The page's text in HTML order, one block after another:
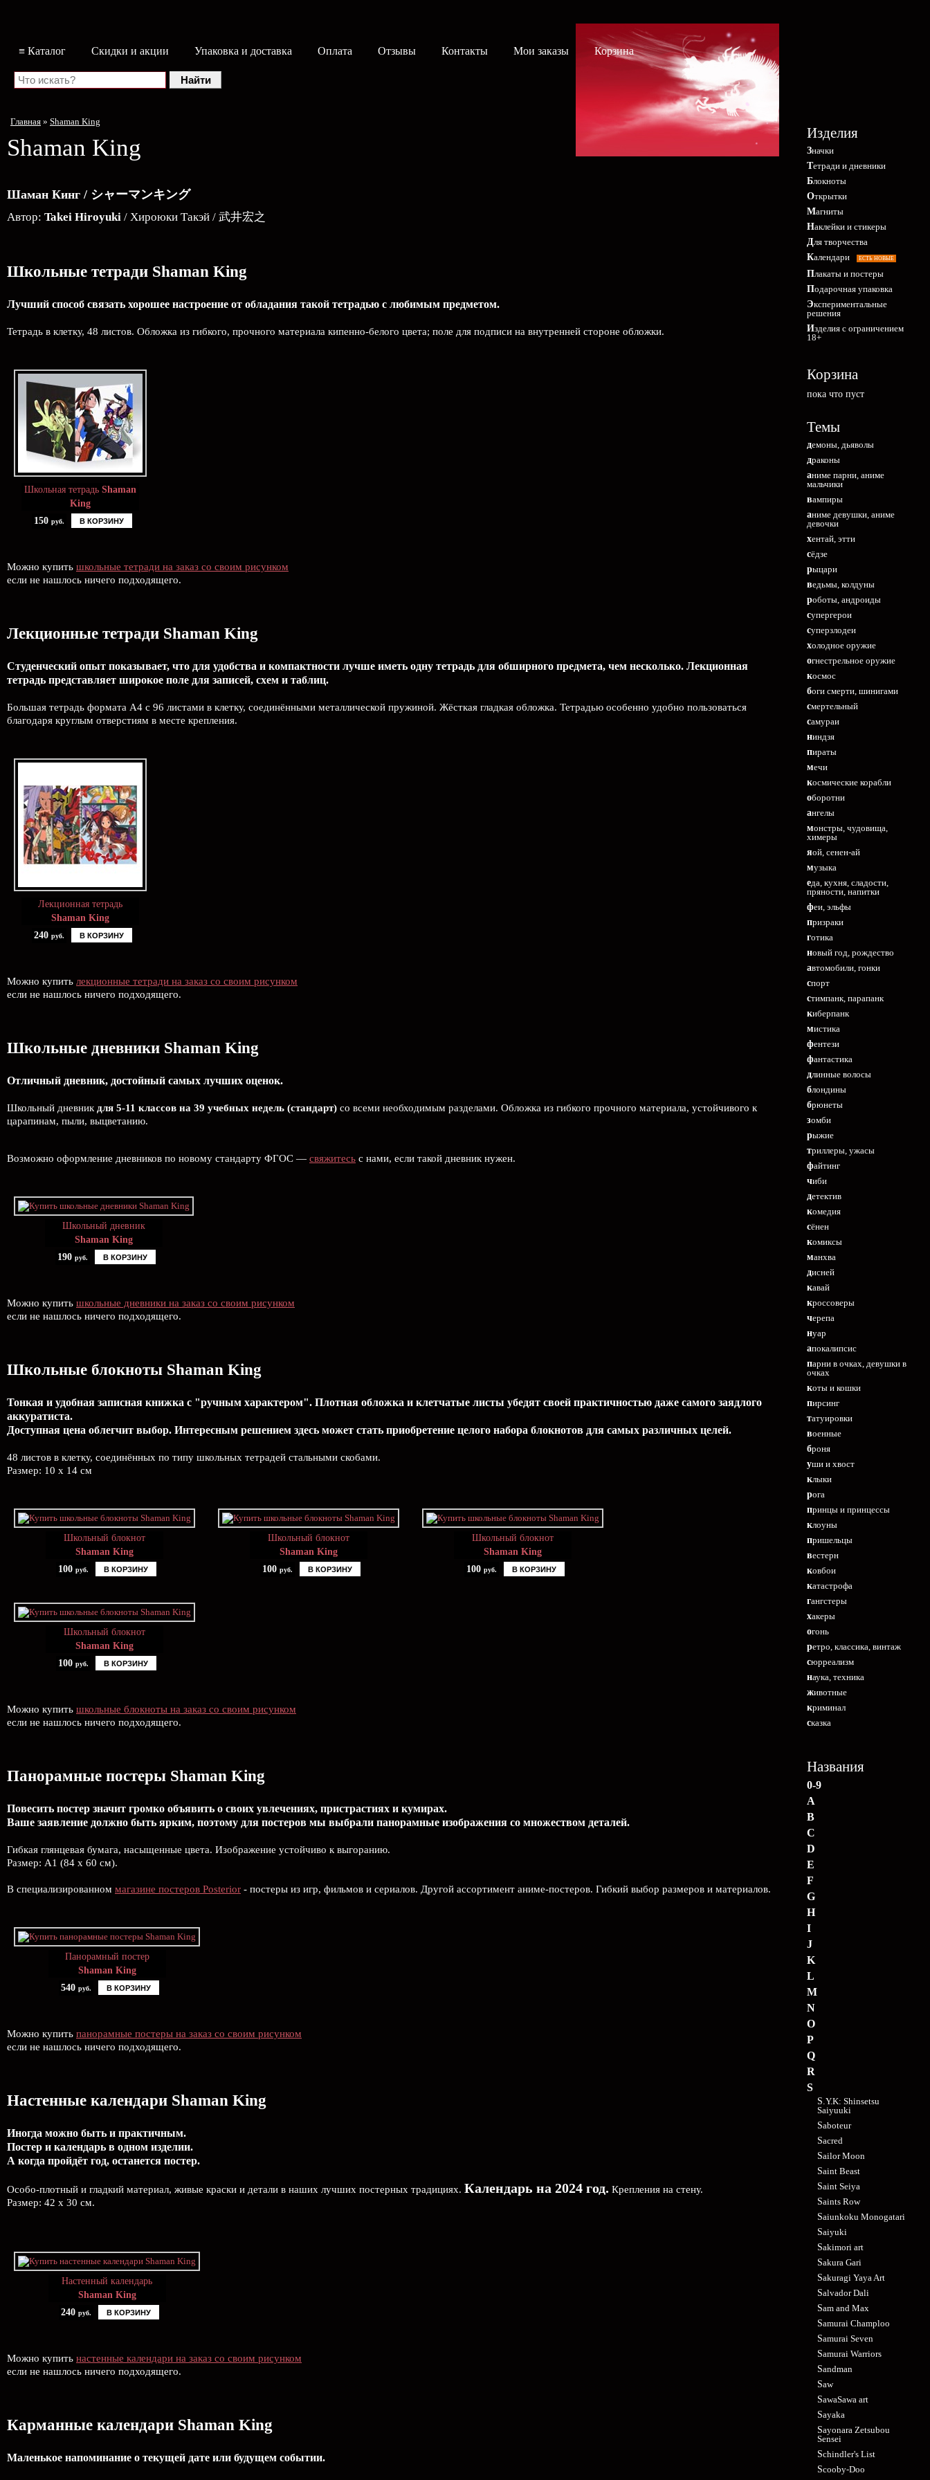
≡ Каталог Скидки и акции Упаковка и доставка Оплата Отзывы Контакты Мои заказы Корзина
Главная » Shaman King
Shaman King
Шаман Кинг / シャーマンキング
Автор: Takei Hiroyuki / Хироюки Такэй / 武井宏之
Школьные тетради Shaman King
Лучший способ связать хорошее настроение от обладания такой тетрадью c любимым предметом.
Тетрадь в клетку, 48 листов. Обложка из гибкого, прочного материала кипенно-белого цвета; поле для подписи на внутренней стороне обложки.
Школьная тетрадь Shaman
King
150 руб. В КОРЗИНУ
Можно купить школьные тетради на заказ со своим рисунком
если не нашлось ничего подходящего.
Лекционные тетради Shaman King
Студенческий опыт показывает, что для удобства и компактности лучше иметь одну тетрадь для обширного предмета, чем несколько. Лекционная
тетрадь представляет широкое поле для записей, схем и таблиц.
Большая тетрадь формата А4 с 96 листами в клетку, соединёнными металлической пружиной. Жёсткая гладкая обложка. Тетрадью особенно удобно пользоваться
благодаря круглым отверстиям в месте крепления.
Лекционная тетрадь
Shaman King
240 руб. В КОРЗИНУ
Можно купить лекционные тетради на заказ со своим рисунком
если не нашлось ничего подходящего.
Школьные дневники Shaman King
Отличный дневник, достойный самых лучших оценок.
Школьный дневник для 5-11 классов на 39 учебных недель (стандарт) со всеми необходимым разделами. Обложка из гибкого прочного материала, устойчивого к
царапинам, пыли, выцветанию.
Возможно оформление дневников по новому стандарту ФГОС — свяжитесь с нами, если такой дневник нужен.
Школьный дневник
Shaman King
190 руб. В КОРЗИНУ
Можно купить школьные дневники на заказ со своим рисунком
если не нашлось ничего подходящего.
Школьные блокноты Shaman King
Тонкая и удобная записная книжка с "ручным характером". Плотная обложка и клетчатые листы убедят своей практичностью даже самого заядлого
аккуратиста.
Доступная цена облегчит выбор. Интересным решением здесь может стать приобретение целого набора блокнотов для самых различных целей.
48 листов в клетку, соединённых по типу школьных тетрадей стальными скобами.
Размер: 10 x 14 см
Школьный блокнот
Shaman King
100 руб. В КОРЗИНУ
Школьный блокнот
Shaman King
100 руб. В КОРЗИНУ
Школьный блокнот
Shaman King
100 руб. В КОРЗИНУ
Школьный блокнот
Shaman King
100 руб. В КОРЗИНУ
Можно купить школьные блокноты на заказ со своим рисунком
если не нашлось ничего подходящего.
Панорамные постеры Shaman King
Повесить постер значит громко объявить о своих увлечениях, пристрастиях и кумирах.
Ваше заявление должно быть ярким, поэтому для постеров мы выбрали панорамные изображения со множеством деталей.
Гибкая глянцевая бумага, насыщенные цвета. Изображение устойчиво к выгоранию.
Размер: А1 (84 х 60 см).
В специализированном магазине постеров Posterior - постеры из игр, фильмов и сериалов. Другой ассортимент аниме-постеров. Гибкий выбор размеров и материалов.
Панорамный постер
Shaman King
540 руб. В КОРЗИНУ
Можно купить панорамные постеры на заказ со своим рисунком
если не нашлось ничего подходящего.
Настенные календари Shaman King
Иногда можно быть и практичным.
Постер и календарь в одном изделии.
А когда пройдёт год, останется постер.
Особо-плотный и гладкий материал, живые краски и детали в наших лучших постерных традициях. Календарь на 2024 год. Крепления на стену.
Размер: 42 х 30 см.
Настенный календарь
Shaman King
240 руб. В КОРЗИНУ
Можно купить настенные календари на заказ со своим рисунком
если не нашлось ничего подходящего.
Карманные календари Shaman King
Маленькое напоминание о текущей дате или будущем событии.
Изделия
Значки
Тетради и дневники
Блокноты
Открытки
Магниты
Наклейки и стикеры
Для творчества
Календари
ЕСТЬ НОВЫЕ
Плакаты и постеры
Подарочная упаковка
Экспериментальные
решения
Изделия с ограничением
18+
Корзина
пока что пуст
Темы
демоны, дьяволы
драконы
аниме парни, аниме
мальчики
вампиры
аниме девушки, аниме
девочки
хентай, этти
сёдзе
рыцари
ведьмы, колдуны
роботы, андроиды
супергерои
суперзлодеи
холодное оружие
огнестрельное оружие
космос
боги смерти, шинигами
смертельный
самураи
ниндзя
пираты
мечи
космические корабли
оборотни
ангелы
монстры, чудовища,
химеры
яой, сенен-ай
музыка
еда, кухня, сладости,
пряности, напитки
феи, эльфы
призраки
готика
новый год, рождество
автомобили, гонки
спорт
стимпанк, парапанк
киберпанк
мистика
фентези
фантастика
длинные волосы
блондины
брюнеты
зомби
рыжие
триллеры, ужасы
файтинг
чиби
детектив
комедия
сёнен
комиксы
манхва
дисней
кавай
кроссоверы
черепа
нуар
апокалипсис
парни в очках, девушки в
очках
коты и кошки
пирсинг
татуировки
военные
броня
уши и хвост
клыки
рога
принцы и принцессы
клоуны
пришельцы
вестерн
ковбои
катастрофа
гангстеры
хакеры
огонь
ретро, классика, винтаж
сюрреализм
наука, техника
животные
криминал
сказка
Названия
0-9
A
B
C
D
E
F
G
H
I
J
K
L
M
N
O
P
Q
R
S
S.Y.K: Shinsetsu
Saiyuuki
Saboteur
Sacred
Sailor Moon
Saint Beast
Saint Seiya
Saints Row
Saiunkoku Monogatari
Saiyuki
Sakimori art
Sakura Gari
Sakuragi Yaya Art
Salvador Dali
Sam and Max
Samurai Champloo
Samurai Seven
Samurai Warriors
Sandman
Saw
SawaSawa art
Sayaka
Sayonara Zetsubou
Sensei
Schindler's List
Scooby-Doo